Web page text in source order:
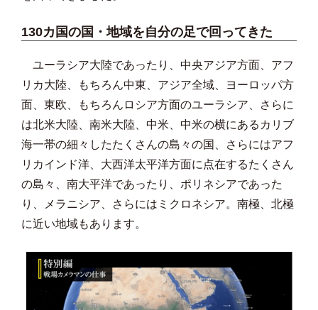
130カ国の国・地域を自分の足で回ってきた
ユーラシア大陸であったり、中央アジア方面、アフ
リカ大陸、もちろん中東、アジア全域、ヨーロッパ方
面、東欧、もちろんロシア方面のユーラシア、さらに
は北米大陸、南米大陸、中米、中米の横にあるカリブ
海一帯の細々したたくさんの島々の国、さらにはアフ
リカインド洋、大西洋太平洋方面に点在するたくさん
の島々、南大平洋であったり、ポリネシアであった
り、メラニシア、さらにはミクロネシア。南極、北極
に近い地域もあります。